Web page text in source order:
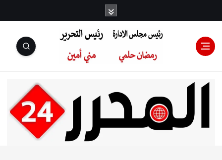
رئيس مجلس
الإدارة: رمضان